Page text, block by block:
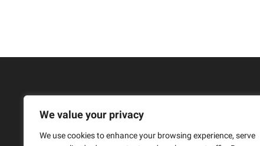
We value your privacy
We use cookies to enhance your browsing experience, serve